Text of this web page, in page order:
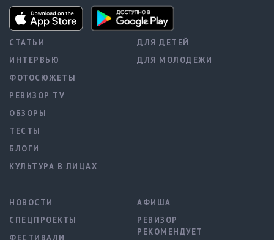
СТАТЬИ
ИНТЕРВЬЮ
ФОТОСЮЖЕТЫ
РЕВИЗОР TV
ОБЗОРЫ
ТЕСТЫ
БЛОГИ
КУЛЬТУРА В ЛИЦАХ
ДЛЯ ДЕТЕЙ
ДЛЯ МОЛОДЕЖИ
НОВОСТИ
СПЕЦПРОЕКТЫ
ФЕСТИВАЛИ
АФИША
РЕВИЗОР
РЕКОМЕНДУЕТ